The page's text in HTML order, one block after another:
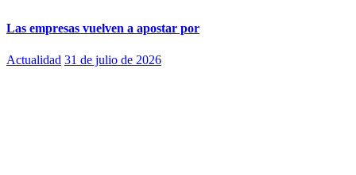
Las empresas vuelven a apostar por
Actualidad 31 de julio de 2026